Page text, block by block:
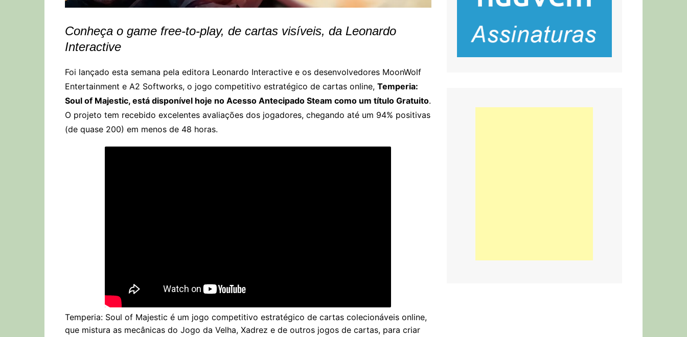
Conheça o game free-to-play, de cartas visíveis, da Leonardo
Interactive
Foi lançado esta semana pela editora Leonardo Interactive e os desenvolvedores MoonWolf
Entertainment e A2 Softworks, o jogo competitivo estratégico de cartas online, Temperia:
Soul of Majestic, está disponível hoje no Acesso Antecipado Steam como um título Gratuito.
O projeto tem recebido excelentes avaliações dos jogadores, chegando até um 94% positivas
(de quase 200) em menos de 48 horas.
Temperia: Soul of Majestic é um jogo competitivo estratégico de cartas colecionáveis online,
que mistura as mecânicas do Jogo da Velha, Xadrez e de outros jogos de cartas, para criar